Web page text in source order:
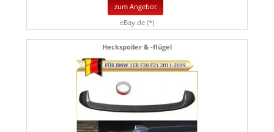
zum Angebot
eBay.de (*)
Heckspoiler & -flügel